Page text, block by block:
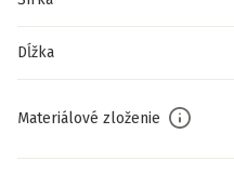
Dĺžka
Materiálové zloženie